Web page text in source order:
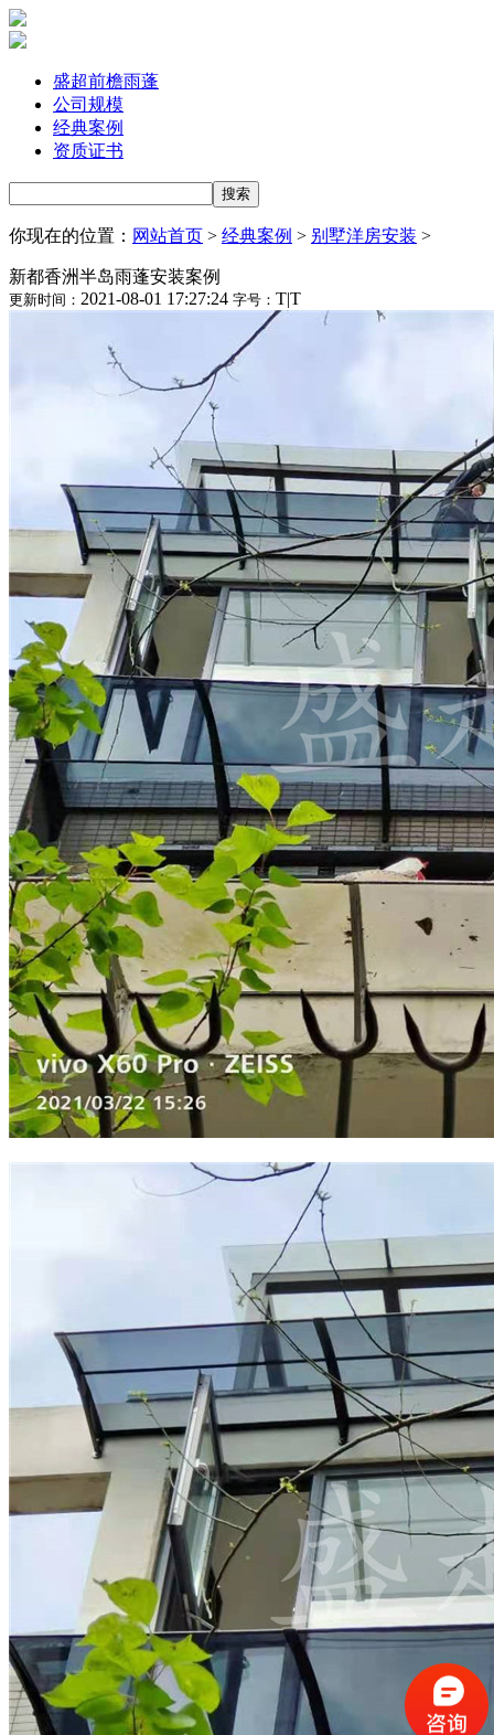
盛超前檐雨蓬
公司规模
经典案例
资质证书
你现在的位置： 网站首页 > 经典案例 > 别墅洋房安装 >
新都香洲半岛雨蓬安装案例
更新时间： 2021-08-01 17:27:24 字号： T|T